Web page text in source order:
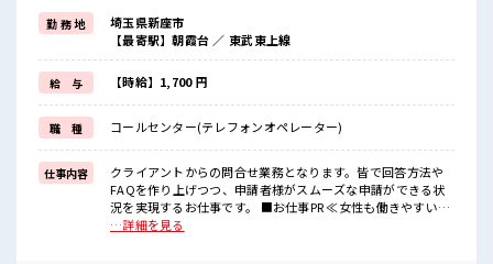
場合によってはお願いすることもあります♪
≪土日祝休のお仕事≫
家族や友人と一緒にプライベート満喫！
≪髪型自由≫
基本的に髪色自由で明るすぎたり奇抜でなければOKです！
(規定有)≪未経験OKの仕事≫
新しいことにチャレンジするのは不安だけど、
しっかり働く環境が整っています！
イチからスキルUP・ステップUP目指していきましょう！
■職場の雰囲気
女性も活躍しやすい雰囲気の職場です！
明るすぎたり奇抜過ぎなければヘアカラーOK！
勤 務 地
埼玉県新座市
【最寄駅】朝霞台 ／ 東武東上線
給 与 【時給】1,700 円
職 種 コールセンター(テレフォンオペレーター)
仕事内容
クライアントからの問合せ業務となります。皆で回答方法や
FAQを作り上げつつ、申請者様がスムーズな申請ができる状
況を実現するお仕事です。 ■お仕事PR ≪女性も働きやすい職
場≫ もちろん男性の応募も歓迎ですよ！ ≪時間にメリハリを
…詳細を見る